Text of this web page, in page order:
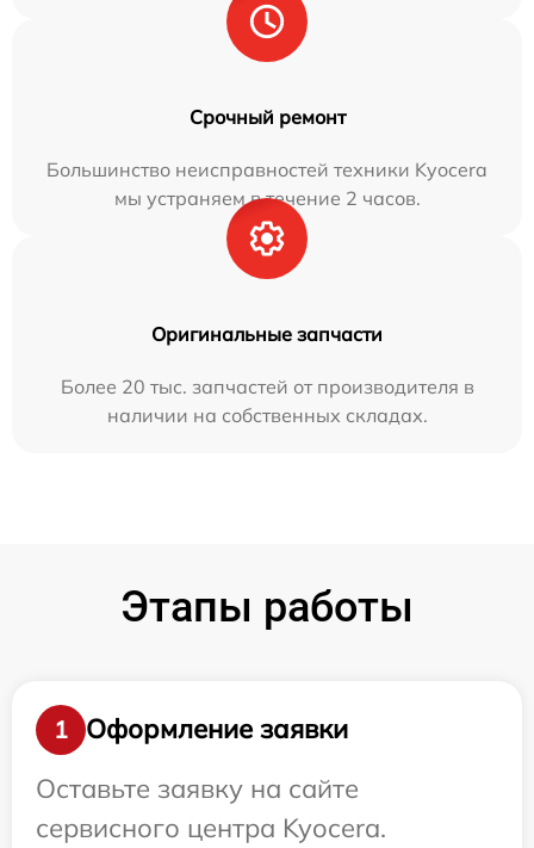
Срочный ремонт
Большинство неисправностей техники Kyocera
мы устраняем в течение 2 часов.
Оригинальные запчасти
Более 20 тыс. запчастей от производителя в
наличии на собственных складах.
Этапы работы
1
Оформление заявки
Оставьте заявку на сайте
сервисного центра Kyocera.